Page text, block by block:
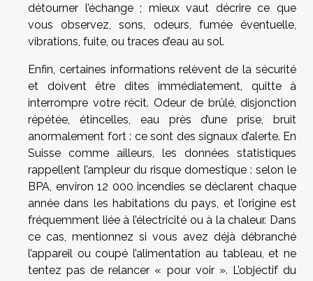
détourner l’échange ; mieux vaut décrire ce que
vous observez, sons, odeurs, fumée éventuelle,
vibrations, fuite, ou traces d’eau au sol.
Enfin, certaines informations relèvent de la sécurité
et doivent être dites immédiatement, quitte à
interrompre votre récit. Odeur de brûlé, disjonction
répétée, étincelles, eau près d’une prise, bruit
anormalement fort : ce sont des signaux d’alerte. En
Suisse comme ailleurs, les données statistiques
rappellent l’ampleur du risque domestique : selon le
BPA, environ 12 000 incendies se déclarent chaque
année dans les habitations du pays, et l’origine est
fréquemment liée à l’électricité ou à la chaleur. Dans
ce cas, mentionnez si vous avez déjà débranché
l’appareil ou coupé l’alimentation au tableau, et ne
tentez pas de relancer « pour voir ». L’objectif du